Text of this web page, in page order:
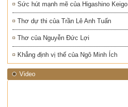
Sức hút mạnh mẽ của Higashino Keigo
Thơ dự thi của Trần Lê Anh Tuấn
Thơ của Nguyễn Đức Lợi
Khẳng định vị thế của Ngô Minh Ích
Video